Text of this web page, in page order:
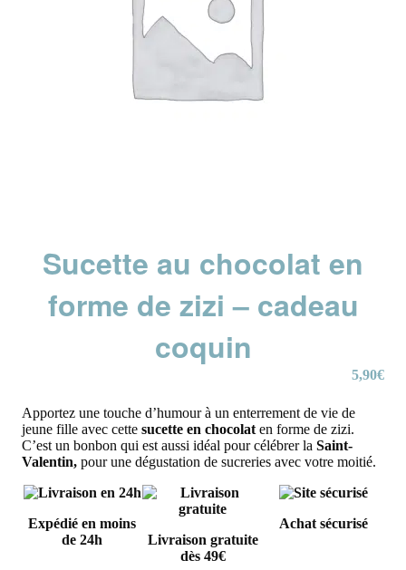
Sucette au chocolat en
forme de zizi – cadeau
coquin
5,90€
Apportez une touche d’humour à un enterrement de vie de
jeune fille avec cette sucette en chocolat en forme de zizi.
C’est un bonbon qui est aussi idéal pour célébrer la Saint-
Valentin, pour une dégustation de sucreries avec votre moitié.
Expédié en moins
de 24h
Livraison gratuite
dès 49€
Achat sécurisé